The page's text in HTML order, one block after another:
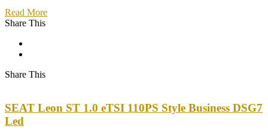
Read More
Share This
Share This
SEAT Leon ST 1.0 eTSI 110PS Style Business DSG7
Led